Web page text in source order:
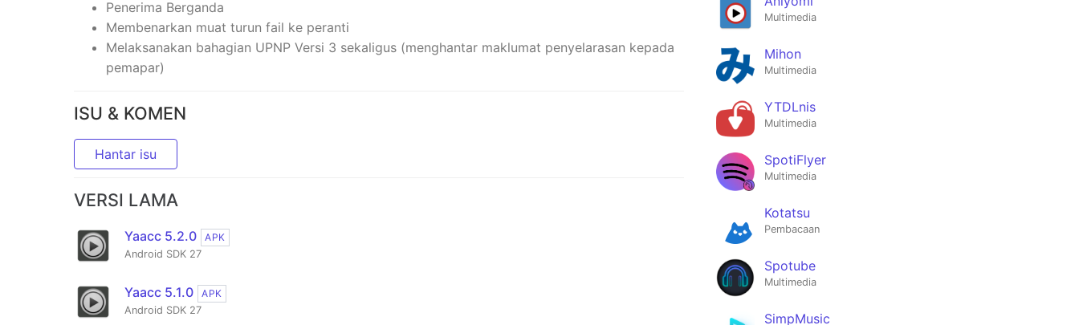
Penerima Berganda
Membenarkan muat turun fail ke peranti
Melaksanakan bahagian UPNP Versi 3 sekaligus (menghantar maklumat penyelarasan kepada
pemapar)
ISU & KOMEN
Hantar isu
VERSI LAMA
Yaacc 5.2.0
APK
Android SDK 27
Yaacc 5.1.0
APK
Android SDK 27
Multimedia
Mihon
Multimedia
YTDLnis
Multimedia
SpotiFlyer
Multimedia
Kotatsu
Pembacaan
Spotube
Multimedia
SimpMusic